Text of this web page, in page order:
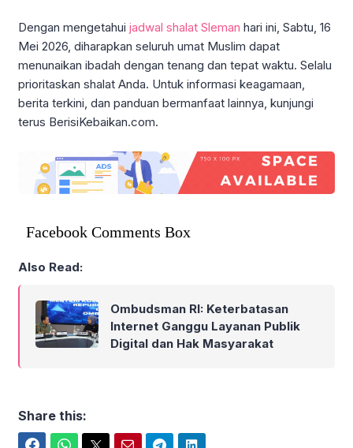
Dengan mengetahui jadwal shalat Sleman hari ini, Sabtu, 16
Mei 2026, diharapkan seluruh umat Muslim dapat
menunaikan ibadah dengan tenang dan tepat waktu. Selalu
prioritaskan shalat Anda. Untuk informasi keagamaan,
berita terkini, dan panduan bermanfaat lainnya, kunjungi
terus BerisiKebaikan.com.
Facebook Comments Box
Also Read:
Ombudsman RI: Keterbatasan
Internet Ganggu Layanan Publik
Digital dan Hak Masyarakat
Share this: